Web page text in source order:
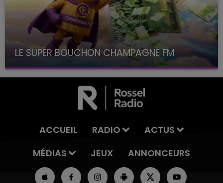
LE SUPER BOUCHON CHAMPAGNE FM
avec La Famille Champagne FM, à 8H10
ACCUEIL RADIO
ACTUS
MÉDIAS
JEUX ANNONCEURS